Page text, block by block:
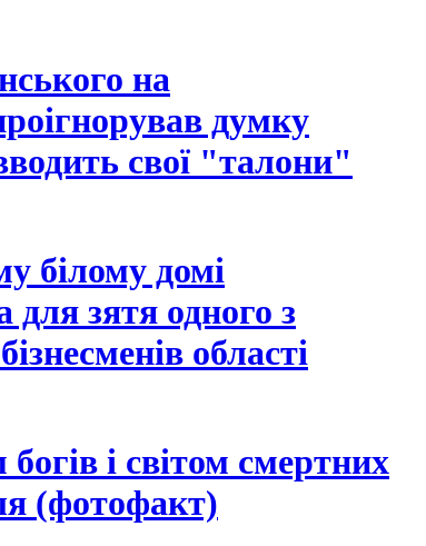
на
думку
свої "талони"
білому домі
зятя одного з
області
і світом смертних
(фотофакт)